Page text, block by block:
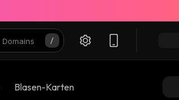
Blasen-Karten